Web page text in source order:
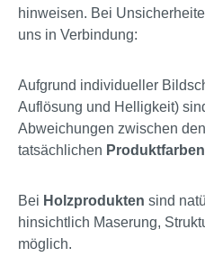
hinweisen. Bei
uns in Verbindung:
Aufgrund individueller
Auflösung und Helligkeit)
Abweichungen zwischen
tatsächlichen Produktfarben
Bei Holzprodukten sind
hinsichtlich Maserung,
möglich.